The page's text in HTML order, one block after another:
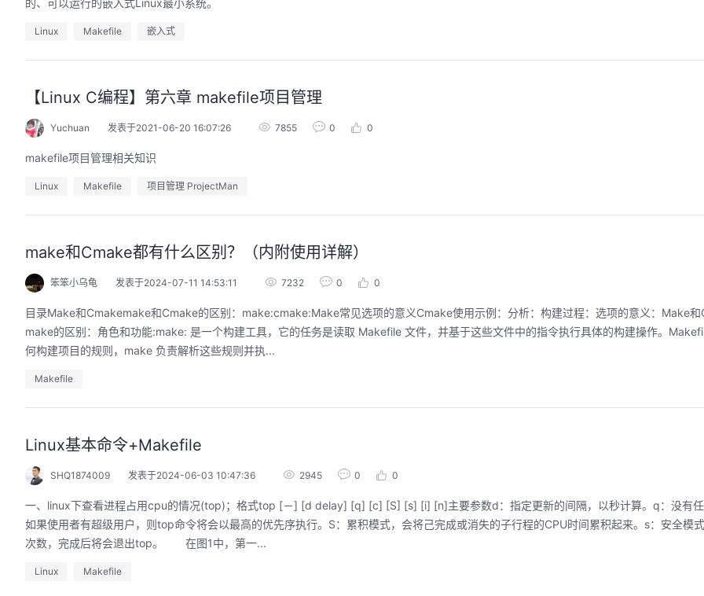
的、可以运行的嵌入式Linux最小系统。
Linux Makefile 嵌入式
【Linux C编程】第六章 makefile项目管理
Yuchuan 发表于2021-06-20 16:07:26 7855 0 0
makefile项目管理相关知识
Linux Makefile 项目管理 ProjectMan
make和Cmake都有什么区别？（内附使用详解）
笨笨小乌龟 发表于2024-07-11 14:53:11 7232 0 0
目录Make和Cmakemake和Cmake的区别：make:cmake:Make常见选项的意义Cmake使用示例：分析：构建过程：选项的意义：Make
make的区别：角色和功能:make: 是一个构建工具，它的任务是读取 Makefile 文件，并基于这些文件中的指令执行具体的构建操作。
何构建项目的规则，make 负责解析这些规则并执...
Makefile
Linux基本命令+Makefile
SHQ1874009 发表于2024-06-03 10:47:36 2945 0 0
一、linux下查看进程占用cpu的情况(top)；格式top [－] [d delay] [q] [c] [S] [s] [i] [n]主要参数d：指定更新的间隔，以秒计算。q：没有任
如果使用者有超级用户，则top命令将会以最高的优先序执行。S：累积模式，会将己完成或消失的子行程的CPU时间累积起来。s：安全模
次数，完成后将会退出top。 在图1中，第一...
Linux Makefile